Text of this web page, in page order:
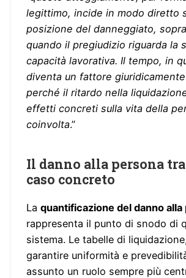
legittimo, incide in modo diretto
posizione del danneggiato,
quando il pregiudizio riguarda la
capacità lavorativa. Il tempo, in
diventa un fattore
perché il ritardo nella
effetti concreti sulla vita della
coinvolta.”
Il danno alla persona
caso concreto
La quantificazione del danno alla
rappresenta il punto di snodo di
sistema. Le tabelle di
garantire uniformità e
assunto un ruolo sempre più